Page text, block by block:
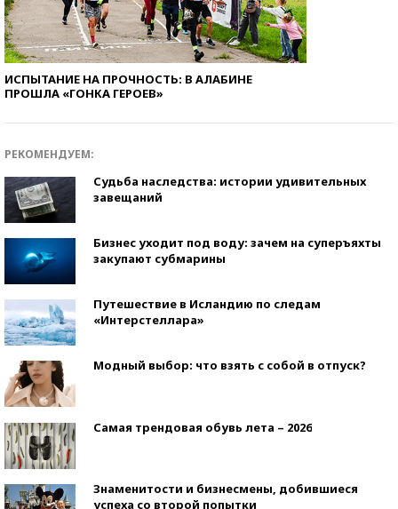
ИСПЫТАНИЕ НА ПРОЧНОСТЬ: В АЛАБИНЕ
ПРОШЛА «ГОНКА ГЕРОЕВ»
РЕКОМЕНДУЕМ:
Судьба наследства: истории удивительных
завещаний
Бизнес уходит под воду: зачем на суперъяхты
закупают субмарины
Путешествие в Исландию по следам
«Интерстеллара»
Модный выбор: что взять с собой в отпуск?
Самая трендовая обувь лета – 2026
Знаменитости и бизнесмены, добившиеся
успеха со второй попытки